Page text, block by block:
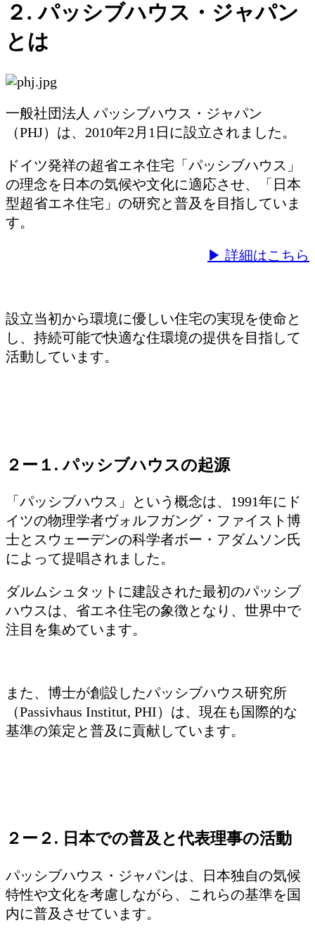
２. パッシブハウス・ジャパン
とは
一般社団法人 パッシブハウス・ジャパン
（PHJ）は、2010年2月1日に設立されました。
ドイツ発祥の超省エネ住宅「パッシブハウス」
の理念を日本の気候や文化に適応させ、「日本
型超省エネ住宅」の研究と普及を目指していま
す。
▶ 詳細はこちら
設立当初から環境に優しい住宅の実現を使命と
し、持続可能で快適な住環境の提供を目指して
活動しています。
２ー１. パッシブハウスの起源
「パッシブハウス」という概念は、1991年にド
イツの物理学者ヴォルフガング・ファイスト博
士とスウェーデンの科学者ボー・アダムソン氏
によって提唱されました。
ダルムシュタットに建設された最初のパッシブ
ハウスは、省エネ住宅の象徴となり、世界中で
注目を集めています。
また、博士が創設したパッシブハウス研究所
（Passivhaus Institut, PHI）は、現在も国際的な
基準の策定と普及に貢献しています。
２ー２. 日本での普及と代表理事の活動
パッシブハウス・ジャパンは、日本独自の気候
特性や文化を考慮しながら、これらの基準を国
内に普及させています。